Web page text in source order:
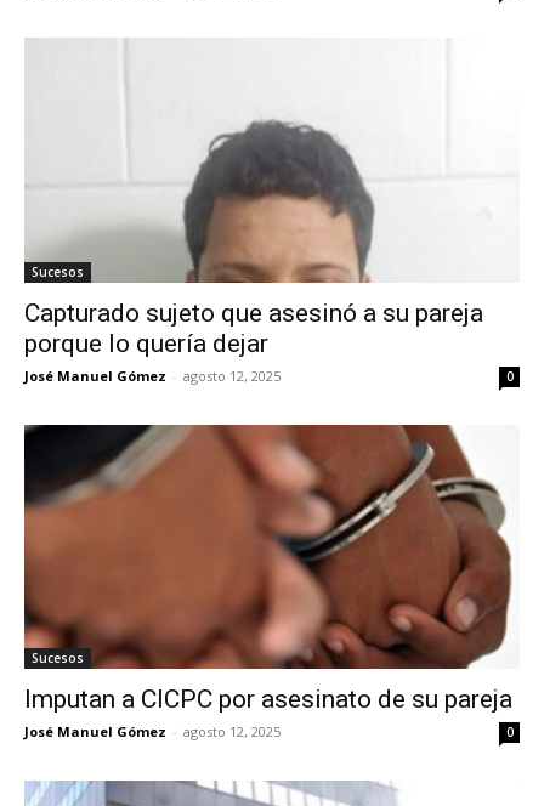
Sucesos
Capturado sujeto que asesinó a su pareja
porque lo quería dejar
José Manuel Gómez - agosto 12, 2025 0
Sucesos
Imputan a CICPC por asesinato de su pareja
José Manuel Gómez - agosto 12, 2025 0